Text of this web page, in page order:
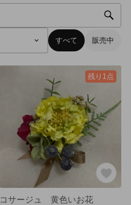
すべて 販売中
残り1点
コサージュ 黄色いお花